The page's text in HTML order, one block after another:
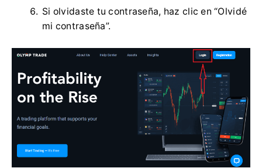
Si olvidaste tu contraseña, haz clic en “Olvidé
mi contraseña”.